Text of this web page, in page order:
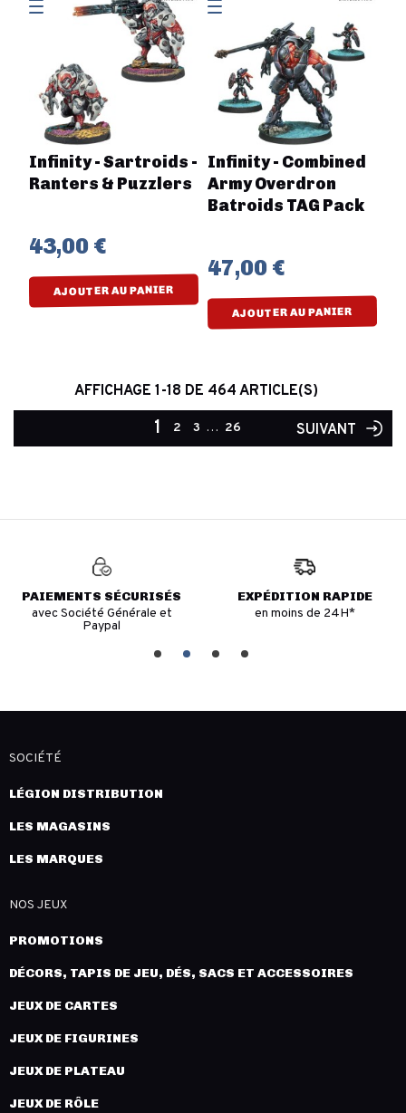
Infinity - Sartroids -
Ranters & Puzzlers
43,00 €
AJOUTER AU PANIER
Infinity - Combined
Army Overdron
Batroids TAG Pack
47,00 €
AJOUTER AU PANIER
AFFICHAGE 1-18 DE 464 ARTICLE(S)
1 2 3 … 26 SUIVANT
PAIEMENTS SÉCURISÉS
avec Société Générale et
Paypal
EXPÉDITION RAPIDE
en moins de 24H*
SOCIÉTÉ
LÉGION DISTRIBUTION
LES MAGASINS
LES MARQUES
NOS JEUX
PROMOTIONS
DÉCORS, TAPIS DE JEU, DÉS, SACS ET ACCESSOIRES
JEUX DE CARTES
JEUX DE FIGURINES
JEUX DE PLATEAU
JEUX DE RÔLE